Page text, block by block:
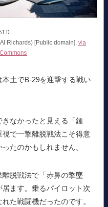
Richards) [Public domain], via
土でB-29を迎撃する戦い
なかったと見える「鍾
で一撃離脱戦法こそ得意
たのかもしれません。
脱戦法で「赤鼻の撃墜
ます。乗るパイロット次
た戦闘機だったのです。